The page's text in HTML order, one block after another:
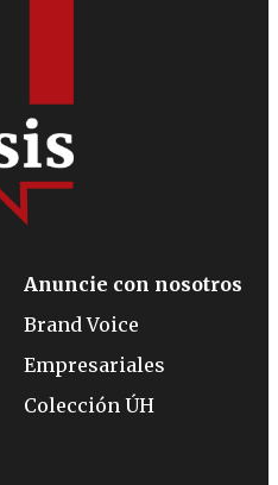
Anuncie con nosotros
Brand Voice
Empresariales
Colección ÚH